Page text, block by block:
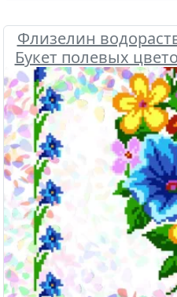
Флизелин
Букет полевых
223